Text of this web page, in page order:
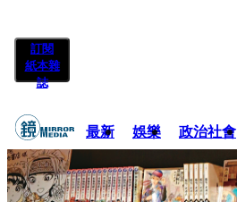
訂閱
紙本雜
誌
最新 娛樂 政治社會